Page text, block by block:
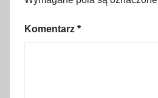
Komentarz *